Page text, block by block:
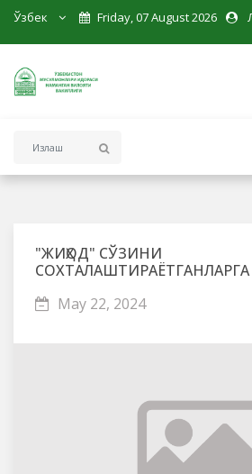
Ўзбек Friday, 07 August 2026
"ЖИҲОД" СЎЗИНИ
May 22, 2024